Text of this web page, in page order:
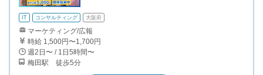
IT コンサルティング 大阪府
マーケティング/広報
時給 1,500円〜1,700円
週2日〜 / 1日5時間〜
梅田駅 徒歩5分